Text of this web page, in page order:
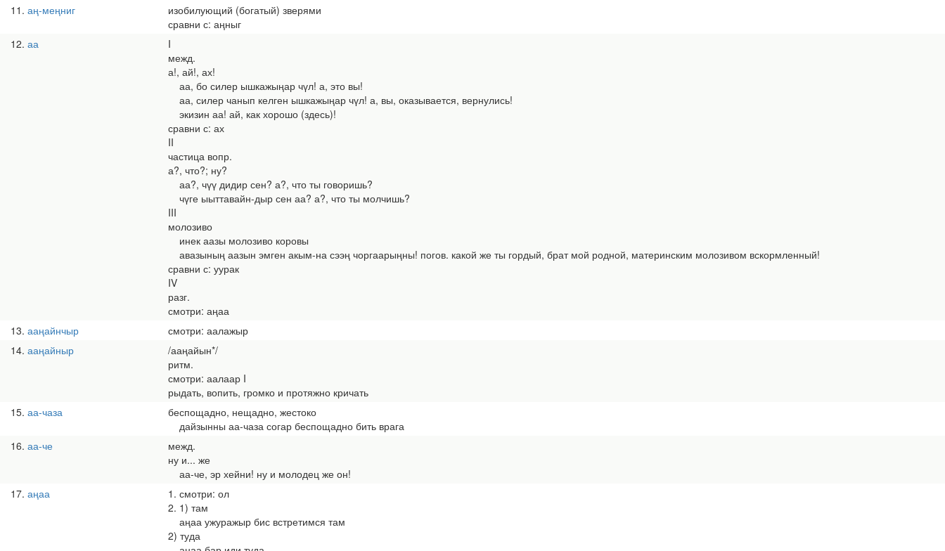
11 аң-меңниг
изобилующий (богатый) зверями
сравни с: аңныг
12 аа
I
межд.
а!, ай!, ах!
аа, бо силер ышкажыңар чүл! а, это вы!
аа, силер чанып келген ышкажыңар чүл! а, вы, оказывается, вернулись!
экизин аа! ай, как хорошо (здесь)!
сравни с: ах
II
частица вопр.
а?, что?; ну?
аа?, чүү дидир сен? а?, что ты говоришь?
чүге ыыттавайн-дыр сен аа? а?, что ты молчишь?
III
молозиво
инек аазы молозиво коровы
авазының аазын эмген акым-на сээң чоргаарыңны! погов. какой же ты гордый, брат мой родной, материнским молозивом вскормленный!
сравни с: уурак
IV
разг.
смотри: аңаа
13 ааңайнчыр
смотри: аалажыр
14 ааңайныр
/ааңайын*/
ритм.
смотри: аалаар I
рыдать, вопить, громко и протяжно кричать
15 аа-чаза
беспощадно, нещадно, жестоко
дайзынны аа-чаза согар беспощадно бить врага
16 аа-че
межд.
ну и... же
аа-че, эр хейни! ну и молодец же он!
17 аңаа
1. смотри: ол
2. 1) там
аңаа ужуражыр бис встретимся там
2) туда